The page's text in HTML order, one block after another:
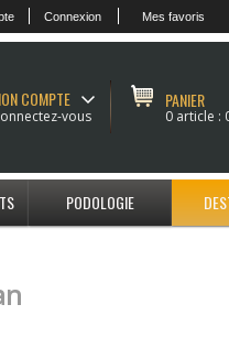
Connexion Mes favoris
COMPTE
vous
PANIER
0 article :
PODOLOGIE